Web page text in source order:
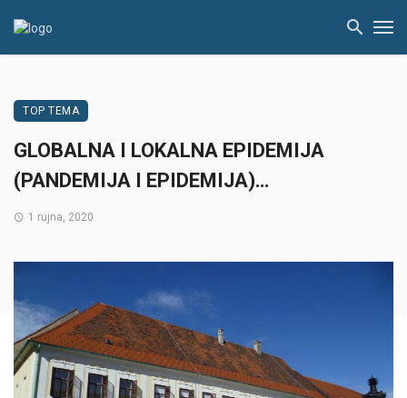
TOP TEMA
GLOBALNA I LOKALNA EPIDEMIJA
(PANDEMIJA I EPIDEMIJA)…
1 rujna, 2020